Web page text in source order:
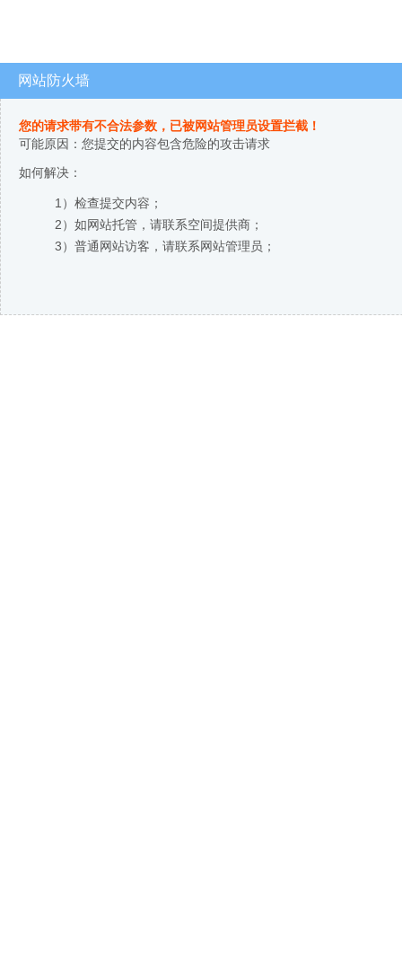
网站防火墙
您的请求带有不合法参数，已被网站管理员设置拦截！
可能原因：您提交的内容包含危险的攻击请求
如何解决：
1）检查提交内容；
2）如网站托管，请联系空间提供商；
3）普通网站访客，请联系网站管理员；